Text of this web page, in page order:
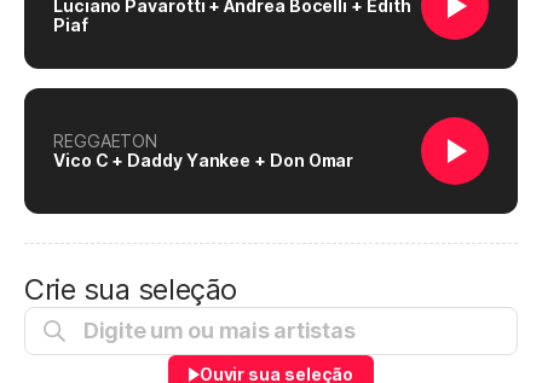
Luciano Pavarotti + Andrea Bocelli + Édith
Piaf
REGGAETON
Vico C + Daddy Yankee + Don Omar
Crie sua seleção
Ouvir sua seleção